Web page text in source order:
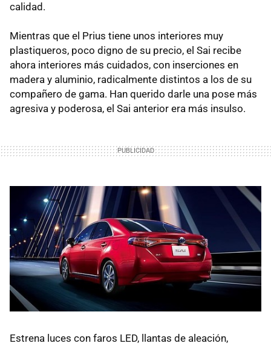
calidad.
Mientras que el Prius tiene unos interiores muy
plastiqueros, poco digno de su precio, el Sai recibe
ahora interiores más cuidados, con inserciones en
madera y aluminio, radicalmente distintos a los de su
compañero de gama. Han querido darle una pose más
agresiva y poderosa, el Sai anterior era más insulso.
Estrena luces con faros LED, llantas de aleación,